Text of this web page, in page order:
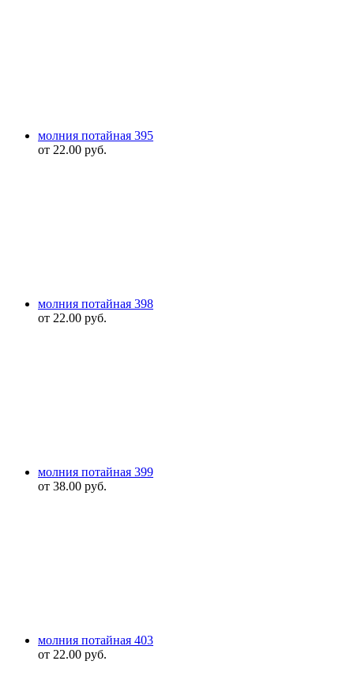
молния потайная 395
от 22.00 руб.
молния потайная 398
от 22.00 руб.
молния потайная 399
от 38.00 руб.
молния потайная 403
от 22.00 руб.